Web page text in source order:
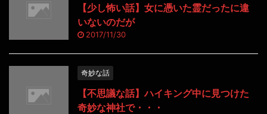
【少し怖い話】女に憑いた霊だったに違
いないのだが
2017/11/30
奇妙な話
【不思議な話】ハイキング中に見つけた
奇妙な神社で・・・